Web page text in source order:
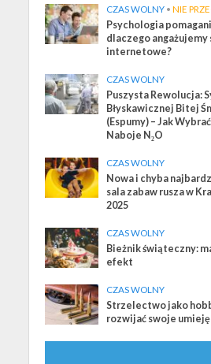
CZAS WOLNY • NIE
Psychologia
dlaczego angażujemy
internetowe?
CZAS WOLNY
Puszysta Rewolucja:
Błyskawicznej Bitej
(Espumy) – Jak
Naboje N₂O
CZAS WOLNY
Nowa i chyba
sala zabaw rusza w
2025
CZAS WOLNY
Bieżnik świąteczny:
efekt
CZAS WOLNY
Strzelectwo jako
rozwijać swoje